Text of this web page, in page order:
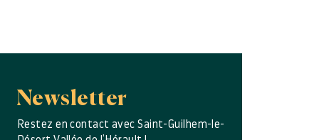
Newsletter
Restez en contact avec Saint-Guilhem-le-